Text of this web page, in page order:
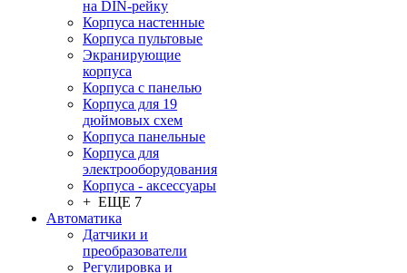
на DIN-рейку
Корпуса настенные
Корпуса пультовые
Экранирующие
корпуса
Корпуса с панелью
Корпуса для 19
дюймовых схем
Корпуса панельные
Корпуса для
электрооборудования
Корпуса - аксессуары
+ ЕЩЕ 7
Автоматика
Датчики и
преобразователи
Регулировка и